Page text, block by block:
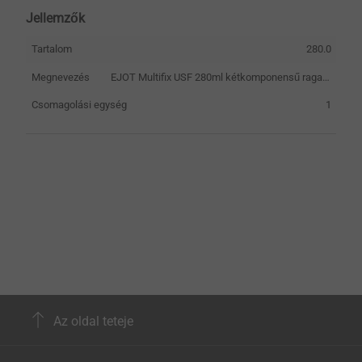
Jellemzők
Tartalom 280.0
Megnevezés
Csomagolási egység 1
Az oldal teteje